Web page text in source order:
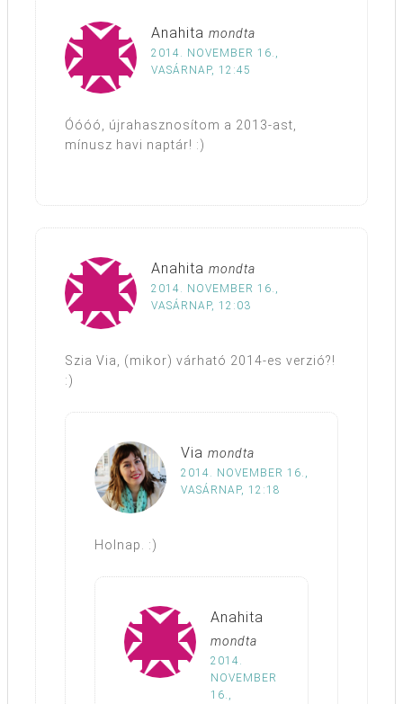
Anahita mondta
2014. NOVEMBER 16.,
VASÁRNAP, 12:45
Óóóó, újrahasznosítom a 2013-ast,
mínusz havi naptár! :)
Anahita mondta
2014. NOVEMBER 16.,
VASÁRNAP, 12:03
Szia Via, (mikor) várható 2014-es verzió?!
:)
Via mondta
2014. NOVEMBER 16.,
VASÁRNAP, 12:18
Holnap. :)
Anahita
mondta
2014.
NOVEMBER
16.,